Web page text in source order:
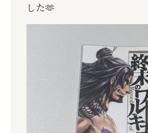
した🫶